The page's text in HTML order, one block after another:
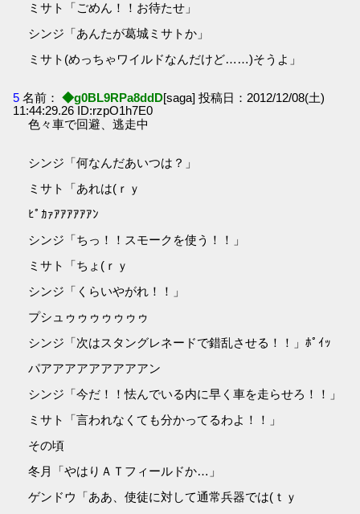
ミサト「ごめん！！お待たせ」
シンジ「あんたが葛城ミサトか」
ミサト(めっちゃワイルドなんだけど……)そうよ」
5 名前： ◆g0BL9RPa8ddD[saga] 投稿日：2012/12/08(土)
11:44:29.26 ID:rzpO1h7E0
色々車で回避、逃走中
シンジ「何なんだあいつは？」
ミサト「あれは(ｒｙ
ﾋﾟｶｧｱｱｱｱｱｱﾝ
シンジ「ちっ！！スモークを使う！！」
ミサト「ちょ(ｒｙ
シンジ「くらいやがれ！！」
プシュゥゥゥゥゥゥゥ
シンジ「次はスタングレネードで錯乱させる！！」ﾎﾟｲｯ
パアアアアアアアアアン
シンジ「今だ！！怯んでいる内に早く車を走らせろ！！」
ミサト「言われなくても分かってるわよ！！」
その頃
冬月「やはりＡＴフィールドか…」
ゲンドウ「ああ、使徒に対して通常兵器では(ｔｙ